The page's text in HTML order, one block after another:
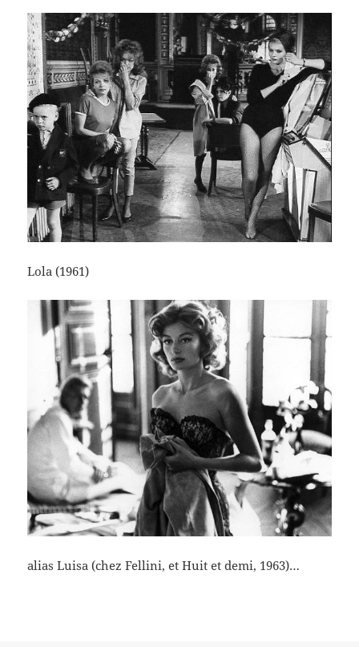
Lola (1961)
alias Luisa (chez Fellini, et Huit et demi, 1963)…